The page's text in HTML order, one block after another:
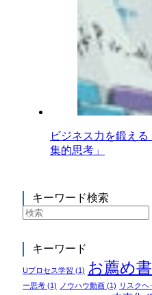
ビジネス力を鍛え
集的思考」
キーワード検索
キーワード
Uプロセス学習 (1) お薦め
ー思考(1) ノウハウ動画(1) リスクヘ